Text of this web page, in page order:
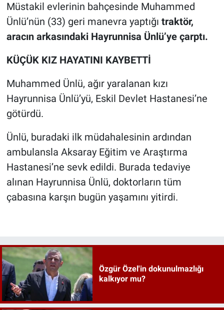
Müstakil evlerinin bahçesinde Muhammed
Ünlü’nün (33) geri manevra yaptığı traktör,
aracın arkasındaki Hayrunnisa Ünlü’ye çarptı.
KÜÇÜK KIZ HAYATINI KAYBETTİ
Muhammed Ünlü, ağır yaralanan kızı
Hayrunnisa Ünlü’yü, Eskil Devlet Hastanesi’ne
götürdü.
Ünlü, buradaki ilk müdahalesinin ardından
ambulansla Aksaray Eğitim ve Araştırma
Hastanesi’ne sevk edildi. Burada tedaviye
alınan Hayrunnisa Ünlü, doktorların tüm
çabasına karşın bugün yaşamını yitirdi.
Özgür Özel'in dokunulmazlığı
kalkıyor mu?